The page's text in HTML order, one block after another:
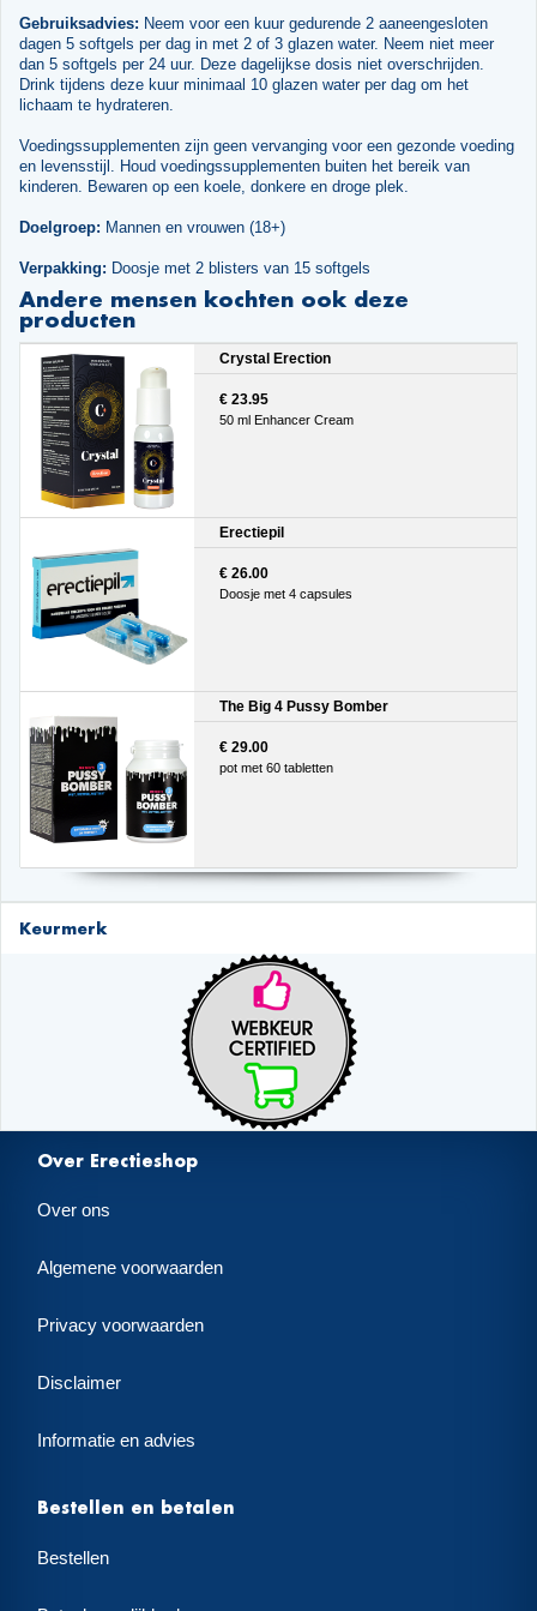
Gebruiksadvies: Neem voor een kuur gedurende 2 aaneengesloten
dagen 5 softgels per dag in met 2 of 3 glazen water. Neem niet meer
dan 5 softgels per 24 uur. Deze dagelijkse dosis niet overschrijden.
Drink tijdens deze kuur minimaal 10 glazen water per dag om het
lichaam te hydrateren.
Voedingssupplementen zijn geen vervanging voor een gezonde voeding
en levensstijl. Houd voedingssupplementen buiten het bereik van
kinderen. Bewaren op een koele, donkere en droge plek.
Doelgroep: Mannen en vrouwen (18+)
Verpakking: Doosje met 2 blisters van 15 softgels
Andere mensen kochten ook deze
producten
Crystal Erection
€ 23.95
50 ml Enhancer Cream
Erectiepil
€ 26.00
Doosje met 4 capsules
The Big 4 Pussy Bomber
€ 29.00
pot met 60 tabletten
Keurmerk
Over Erectieshop
Over ons
Algemene voorwaarden
Privacy voorwaarden
Disclaimer
Informatie en advies
Bestellen en betalen
Bestellen